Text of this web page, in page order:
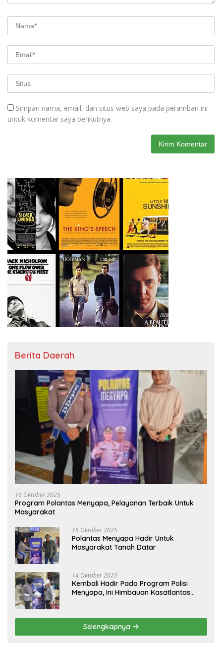
Simpan nama, email, dan situs web saya pada peramban ini
untuk komentar saya berikutnya.
Berita Daerah
16 Oktober 2025
Program Polantas Menyapa, Pelayanan Terbaik Untuk
Masyarakat
15 Oktober 2025
Polantas Menyapa Hadir Untuk
Masyarakat Tanah Datar
14 Oktober 2025
Kembali Hadir Pada Program Polisi
Menyapa, Ini Himbauan Kasatlantas
Selengkapnya